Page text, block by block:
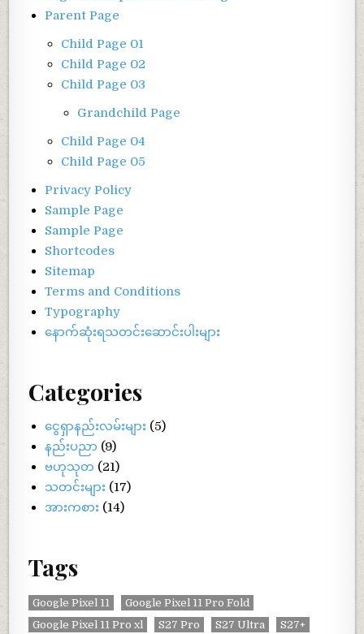
Parent Page
Child Page 01
Child Page 02
Child Page 03
Grandchild Page
Child Page 04
Child Page 05
Privacy Policy
Sample Page
Sample Page
Shortcodes
Sitemap
Terms and Conditions
Typography
နောက်ဆုံးရသတင်းဆောင်းပါးများ
Categories
ငွေရှာနည်းလမ်းများ (5)
နည်းပညာ (9)
ဗဟုသုတ (21)
သတင်းများ (17)
အားကစား (14)
Tags
Google Pixel 11
Google Pixel 11 Pro Fold
Google Pixel 11 Pro xl
S27 Pro S27 Ultra
S27+